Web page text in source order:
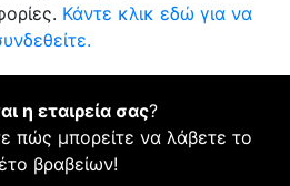
Κάντε κλικ εδώ για να
η εταιρεία σας?
πώς μπορείτε να λάβετε το
βραβείων!